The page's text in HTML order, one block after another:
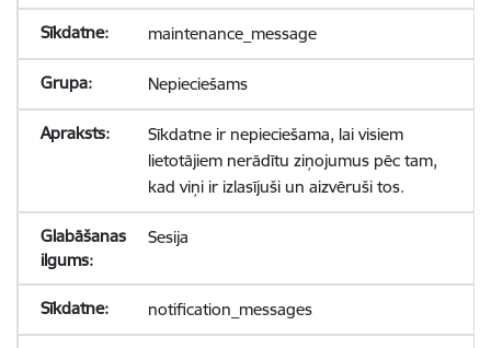
maintenance_message
Nepieciešams
Sīkdatne ir nepieciešama, lai visiem
lietotājiem nerādītu ziņojumus pēc tam,
kad viņi ir izlasījuši un aizvēruši tos.
Sesija
notification_messages